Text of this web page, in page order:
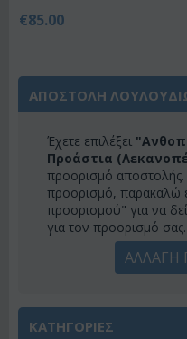
€85.00
ΑΠΟΣΤΟΛΗ
Έχετε επιλέξει
Προάστια
προορισμό αποστολής.
προορισμό, παρακαλώ
προορισμού" για να
για τον προορισμό σας.
ΑΛΛΑΓΗ
ΚΑΤΗΓΟΡΙΕΣ